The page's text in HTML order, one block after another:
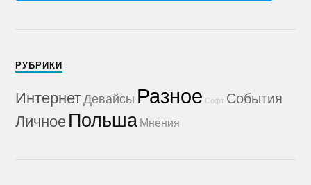
РУБРИКИ
ИнтернетДевайсы Разное Софт События
ЛичноеПольша Мнения